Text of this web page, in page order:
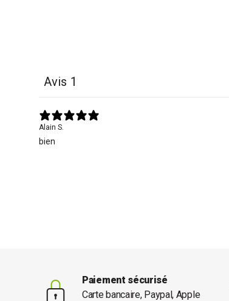
Avis 1
Alain S.
bien
Paiement sécurisé
Carte bancaire, Paypal, Apple